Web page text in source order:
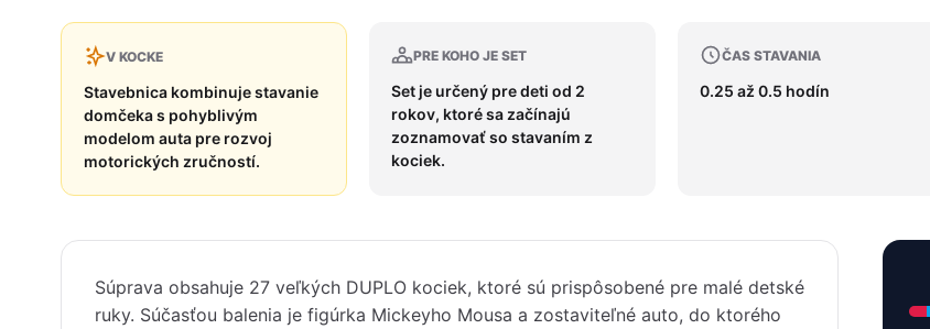
V KOCKE
Stavebnica kombinuje stavanie
domčeka s pohyblivým
modelom auta pre rozvoj
motorických zručností.
PRE KOHO JE SET
Set je určený pre deti od 2
rokov, ktoré sa začínajú
zoznamovať so stavaním z
kociek.
ČAS STAVANIA
0.25 až 0.5 hodín
Súprava obsahuje 27 veľkých DUPLO kociek, ktoré sú prispôsobené pre malé detské
ruky. Súčasťou balenia je figúrka Mickeyho Mousa a zostaviteľné auto, do ktorého